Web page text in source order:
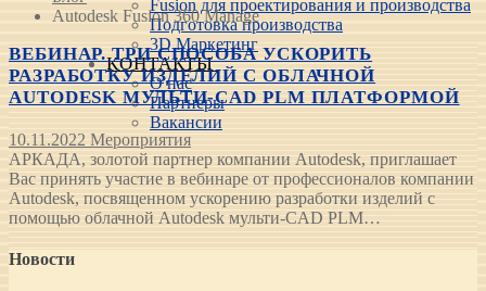
Fusion для проектирования и производства
Подготовка производства
3D Маркетинг
КОНТАКТЫ
О нас
Партнеры
Вакансии
Autodesk Fusion 360 Manage
ВЕБИНАР. ТРИ СПОСОБА УСКОРИТЬ
РАЗРАБОТКУ ИЗДЕЛИЙ С ОБЛАЧНОЙ
AUTODESK МУЛЬТИ-CAD PLM ПЛАТФОРМОЙ
10.11.2022 Мероприятия
АРКАДА, золотой партнер компании Autodesk, приглашает
Вас принять участие в вебинаре от профессионалов компании
Autodesk, посвященном ускорению разработки изделий с
помощью облачной Autodesk мульти-CAD PLM…
Новости